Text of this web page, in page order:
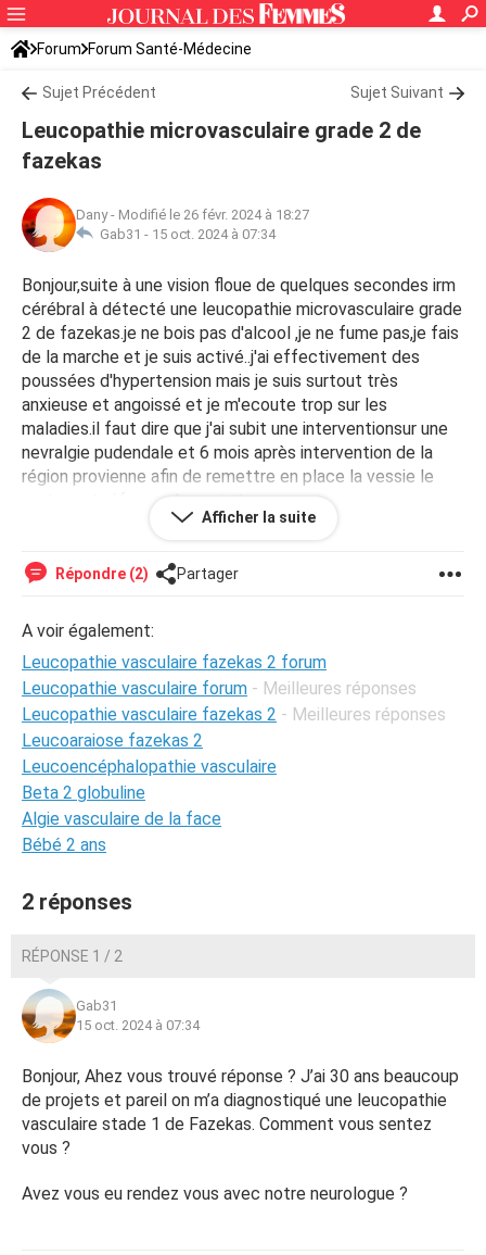
Forum Forum Santé-Médecine
Symptômes et maladies courantes Maladies neurologiques
Sujet Précédent Sujet Suivant
Leucopathie microvasculaire grade 2 de
fazekas
Dany- Modifié le 26 févr. 2024 à 18:27
Gab31 - 15 oct. 2024 à 07:34
Bonjour,suite à une vision floue de quelques secondes irm
cérébral à détecté une leucopathie microvasculaire grade
2 de fazekas.je ne bois pas d'alcool ,je ne fume pas,je fais
de la marche et je suis activé..j'ai effectivement des
poussées d'hypertension mais je suis surtout très
anxieuse et angoissé et je m'ecoute trop sur les
maladies.il faut dire que j'ai subit une interventionsur une
nevralgie pudendale et 6 mois après intervention de la
région provienne afin de remettre en place la vessie le
rectum et réformer le vagin trop ouvert sur un
accouchement par siège. Quel médecin consulter pour
Daniellexxx Identité supprimée par la modération (
A.
Afficher la suite
Répondre (2) Partager
A voir également:
Leucopathie vasculaire fazekas 2 forum
Leucopathie vasculaire forum - Meilleures réponses
Leucopathie vasculaire fazekas 2 - Meilleures réponses
Leucoaraiose fazekas 2
Leucoencéphalopathie vasculaire
Beta 2 globuline
Algie vasculaire de la face
Bébé 2 ans
2 réponses
RÉPONSE 1 / 2
Gab31
15 oct. 2024 à 07:34
Bonjour, Ahez vous trouvé réponse ? J’ai 30 ans beaucoup
de projets et pareil on m’a diagnostiqué une leucopathie
vasculaire stade 1 de Fazekas. Comment vous sentez
vous ?
Avez vous eu rendez vous avec notre neurologue ?